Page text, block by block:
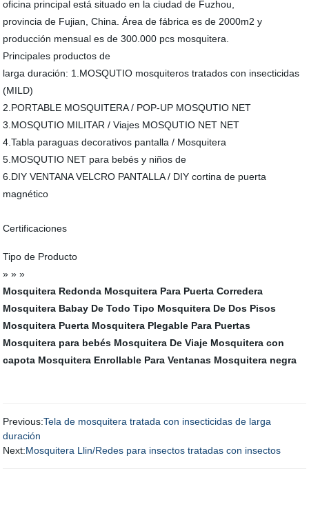
oficina principal está situado en la ciudad de Fuzhou,
provincia de Fujian, China. Área de fábrica es de 2000m2 y
producción mensual es de 300.000 pcs mosquitera.
Principales productos de
larga duración: 1.MOSQUTIO mosquiteros tratados con insecticidas
(MILD)
2.PORTABLE MOSQUITERA / POP-UP MOSQUTIO NET
3.MOSQUTIO MILITAR / Viajes MOSQUTIO NET NET
4.Tabla paraguas decorativos pantalla / Mosquitera
5.MOSQUTIO NET para bebés y niños de
6.DIY VENTANA VELCRO PANTALLA / DIY cortina de puerta
magnético
Certificaciones
Tipo de Producto
» » »
Mosquitera Redonda Mosquitera Para Puerta Corredera
Mosquitera Babay De Todo Tipo Mosquitera De Dos Pisos
Mosquitera Puerta Mosquitera Plegable Para Puertas
Mosquitera para bebés Mosquitera De Viaje Mosquitera con
capota Mosquitera Enrollable Para Ventanas Mosquitera negra
Previous:Tela de mosquitera tratada con insecticidas de larga
duración
Next:Mosquitera Llin/Redes para insectos tratadas con insectos